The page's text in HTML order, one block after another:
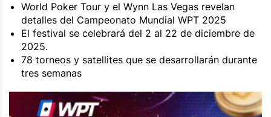
World Poker Tour y el Wynn Las Vegas revelan
detalles del Campeonato Mundial WPT 2025
El festival se celebrará del 2 al 22 de diciembre de
2025.
78 torneos y satellites que se desarrollarán durante
tres semanas